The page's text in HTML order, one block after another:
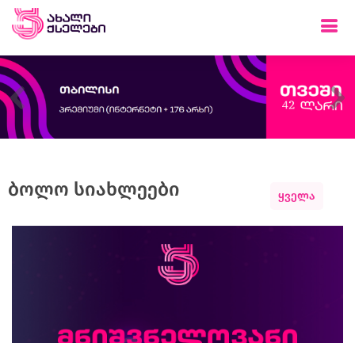
Previous
ბოლო სიახლეები ყველა